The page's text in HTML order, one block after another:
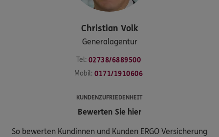
Christian Volk
Generalagentur
Tel: 02738/6889500
Mobil: 0171/1910606
KUNDENZUFRIEDENHEIT
Bewerten Sie hier
So bewerten Kundinnen und Kunden ERGO Versicherung